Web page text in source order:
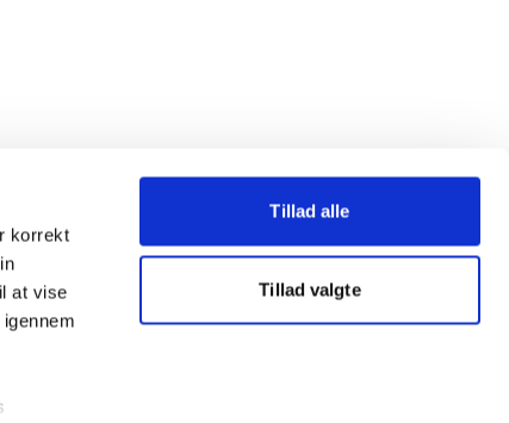
korrekt
at vise
Tillad alle
Tillad valgte